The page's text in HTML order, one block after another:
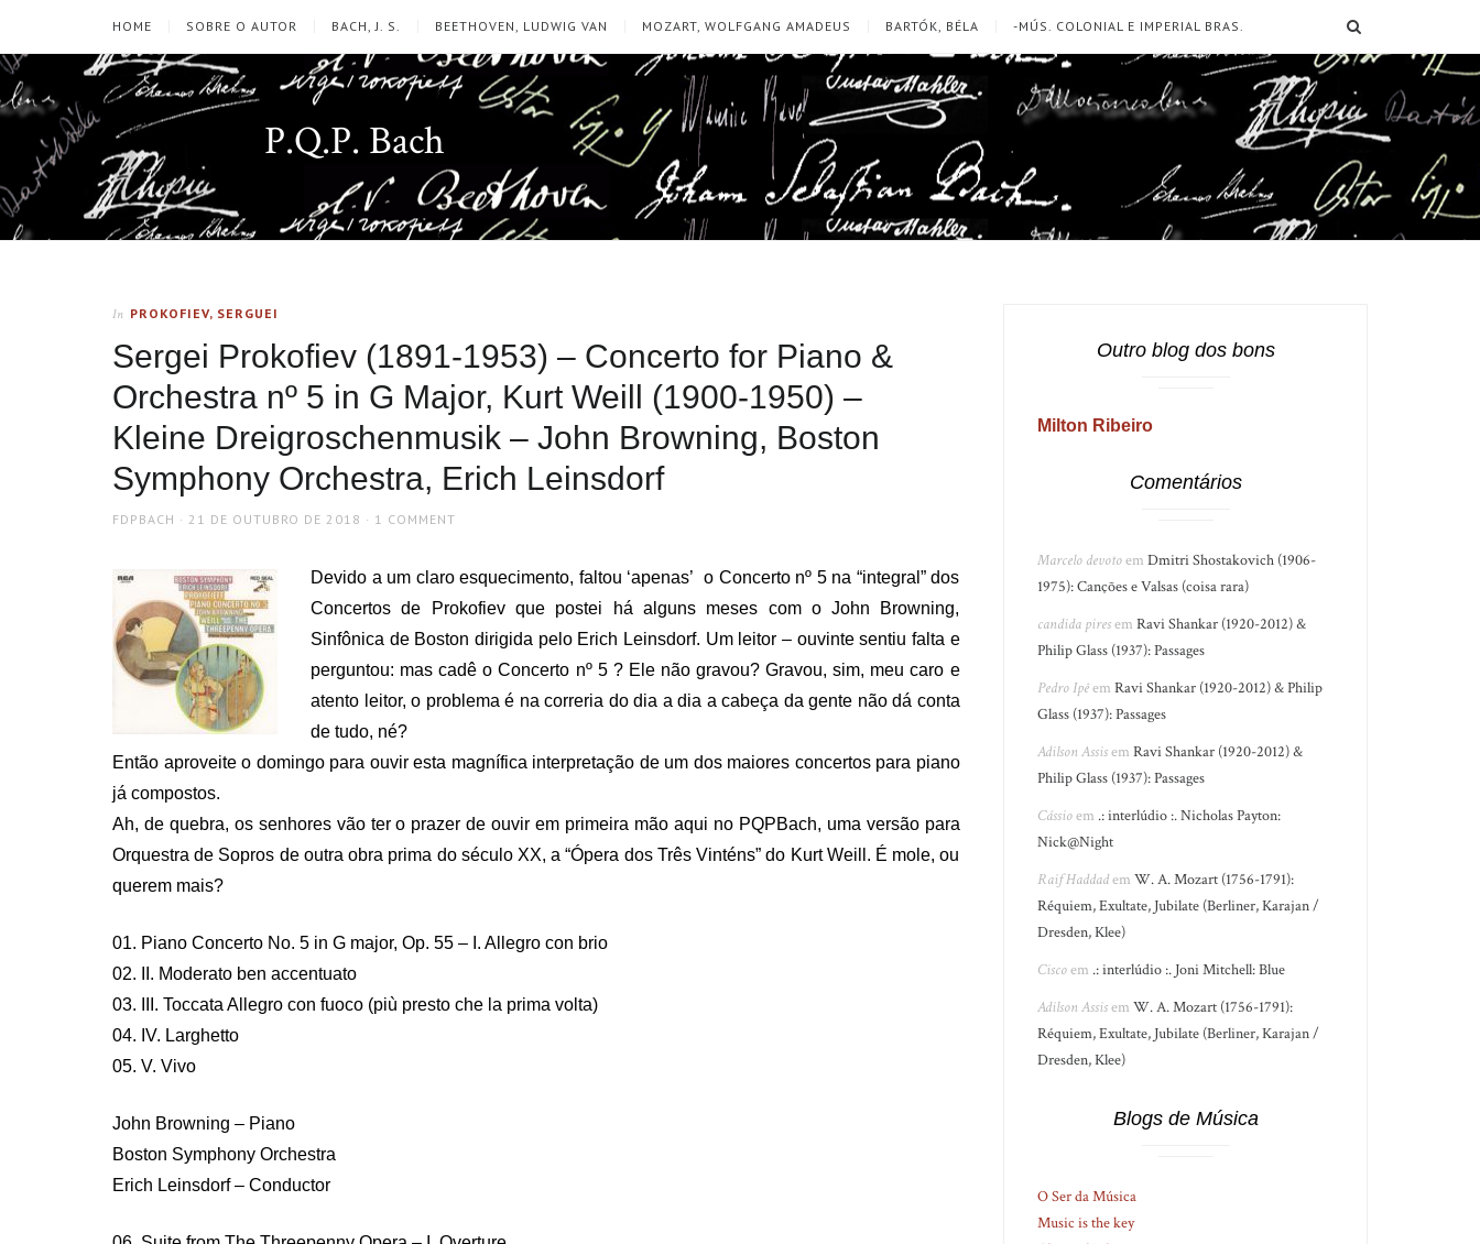
HOME SOBRE O AUTOR BACH, J. S. BEETHOVEN, LUDWIG VAN MOZART, WOLFGANG AMADEUS BARTÓK, BÉLA -MÚS. COLONIAL E IMPERIAL BRAS.
P.Q.P. Bach
In PROKOFIEV, SERGUEI
Sergei Prokofiev (1891-1953) – Concerto for Piano &
Orchestra nº 5 in G Major, Kurt Weill (1900-1950) –
Kleine Dreigroschenmusik – John Browning, Boston
Symphony Orchestra, Erich Leinsdorf
AUTHOR
FDPBACH
POSTED
21 DE OUTUBRO DE 2018 1 COMMENT
Devido a um claro esquecimento, faltou ‘apenas’ o Concerto nº 5 na “integral” dos
Concertos de Prokofiev que postei há alguns meses com o John Browning,
Sinfônica de Boston dirigida pelo Erich Leinsdorf. Um leitor – ouvinte sentiu falta e
perguntou: mas cadê o Concerto nº 5 ? Ele não gravou? Gravou, sim, meu caro e
atento leitor, o problema é na correria do dia a dia a cabeça da gente não dá conta
de tudo, né?
Então aproveite o domingo para ouvir esta magnífica interpretação de um dos maiores concertos para piano
já compostos.
Ah, de quebra, os senhores vão ter o prazer de ouvir em primeira mão aqui no PQPBach, uma versão para
Orquestra de Sopros de outra obra prima do século XX, a “Ópera dos Três Vinténs” do Kurt Weill. É mole, ou
querem mais?
01. Piano Concerto No. 5 in G major, Op. 55 – I. Allegro con brio
02. II. Moderato ben accentuato
03. III. Toccata Allegro con fuoco (più presto che la prima volta)
04. IV. Larghetto
05. V. Vivo
John Browning – Piano
Boston Symphony Orchestra
Erich Leinsdorf – Conductor
Outro blog dos bons
Milton Ribeiro
Comentários
Marcelo devotoemDmitri Shostakovich (1906-
1975): Canções e Valsas (coisa rara)
candida piresemRavi Shankar (1920-2012) &
Philip Glass (1937): Passages
Pedro IpêemRavi Shankar (1920-2012) & Philip
Glass (1937): Passages
Adilson AssisemRavi Shankar (1920-2012) &
Philip Glass (1937): Passages
Cássioem .: interlúdio :. Nicholas Payton:
Nick@Night
Raif HaddademW. A. Mozart (1756-1791):
Réquiem, Exultate, Jubilate (Berliner, Karajan /
Dresden, Klee)
Ciscoem .: interlúdio :. Joni Mitchell: Blue
Adilson AssisemW. A. Mozart (1756-1791):
Réquiem, Exultate, Jubilate (Berliner, Karajan /
Dresden, Klee)
Blogs de Música
O Ser da Música
Music is the key